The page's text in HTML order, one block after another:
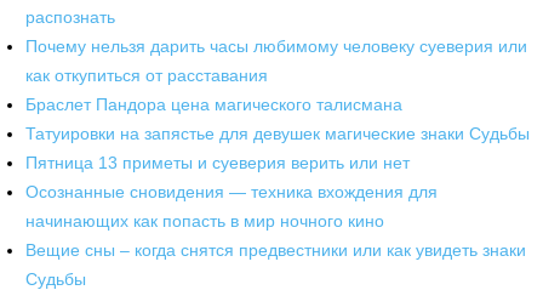
распознать
Почему нельзя дарить часы любимому человеку суеверия или
как откупиться от расставания
Браслет Пандора цена магического талисмана
Татуировки на запястье для девушек магические знаки Судьбы
Пятница 13 приметы и суеверия верить или нет
Осознанные сновидения — техника вхождения для
начинающих как попасть в мир ночного кино
Вещие сны – когда снятся предвестники или как увидеть знаки
Судьбы